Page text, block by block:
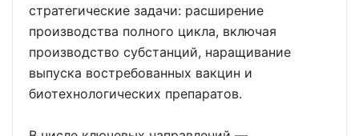
стратегические задачи: расширение
производства полного цикла, включая
производство субстанций, наращивание
выпуска востребованных вакцин и
биотехнологических препаратов.